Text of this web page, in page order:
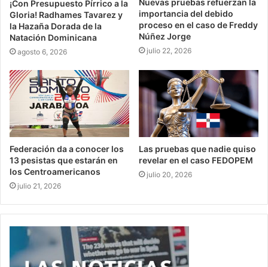
¡Con Presupuesto Pírrico a la
Gloria! Radhames Tavarez y
la Hazaña Dorada de la
Natación Dominicana
agosto 6, 2026
Nuevas pruebas refuerzan la
importancia del debido
proceso en el caso de Freddy
Núñez Jorge
julio 22, 2026
Federación da a conocer los
13 pesistas que estarán en
los Centroamericanos
julio 21, 2026
Las pruebas que nadie quiso
revelar en el caso FEDOPEM
julio 20, 2026